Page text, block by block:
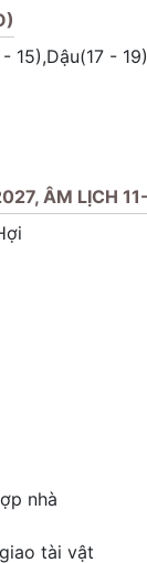
15),Dậu(17 -
ÂM LỊCH
nhà
tài vật